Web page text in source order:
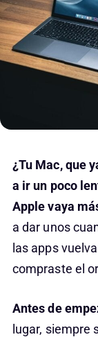
¿Tu Mac, que
a ir un poco
Apple vaya
a dar unos
las apps
compraste el
Antes de
lugar, siempre